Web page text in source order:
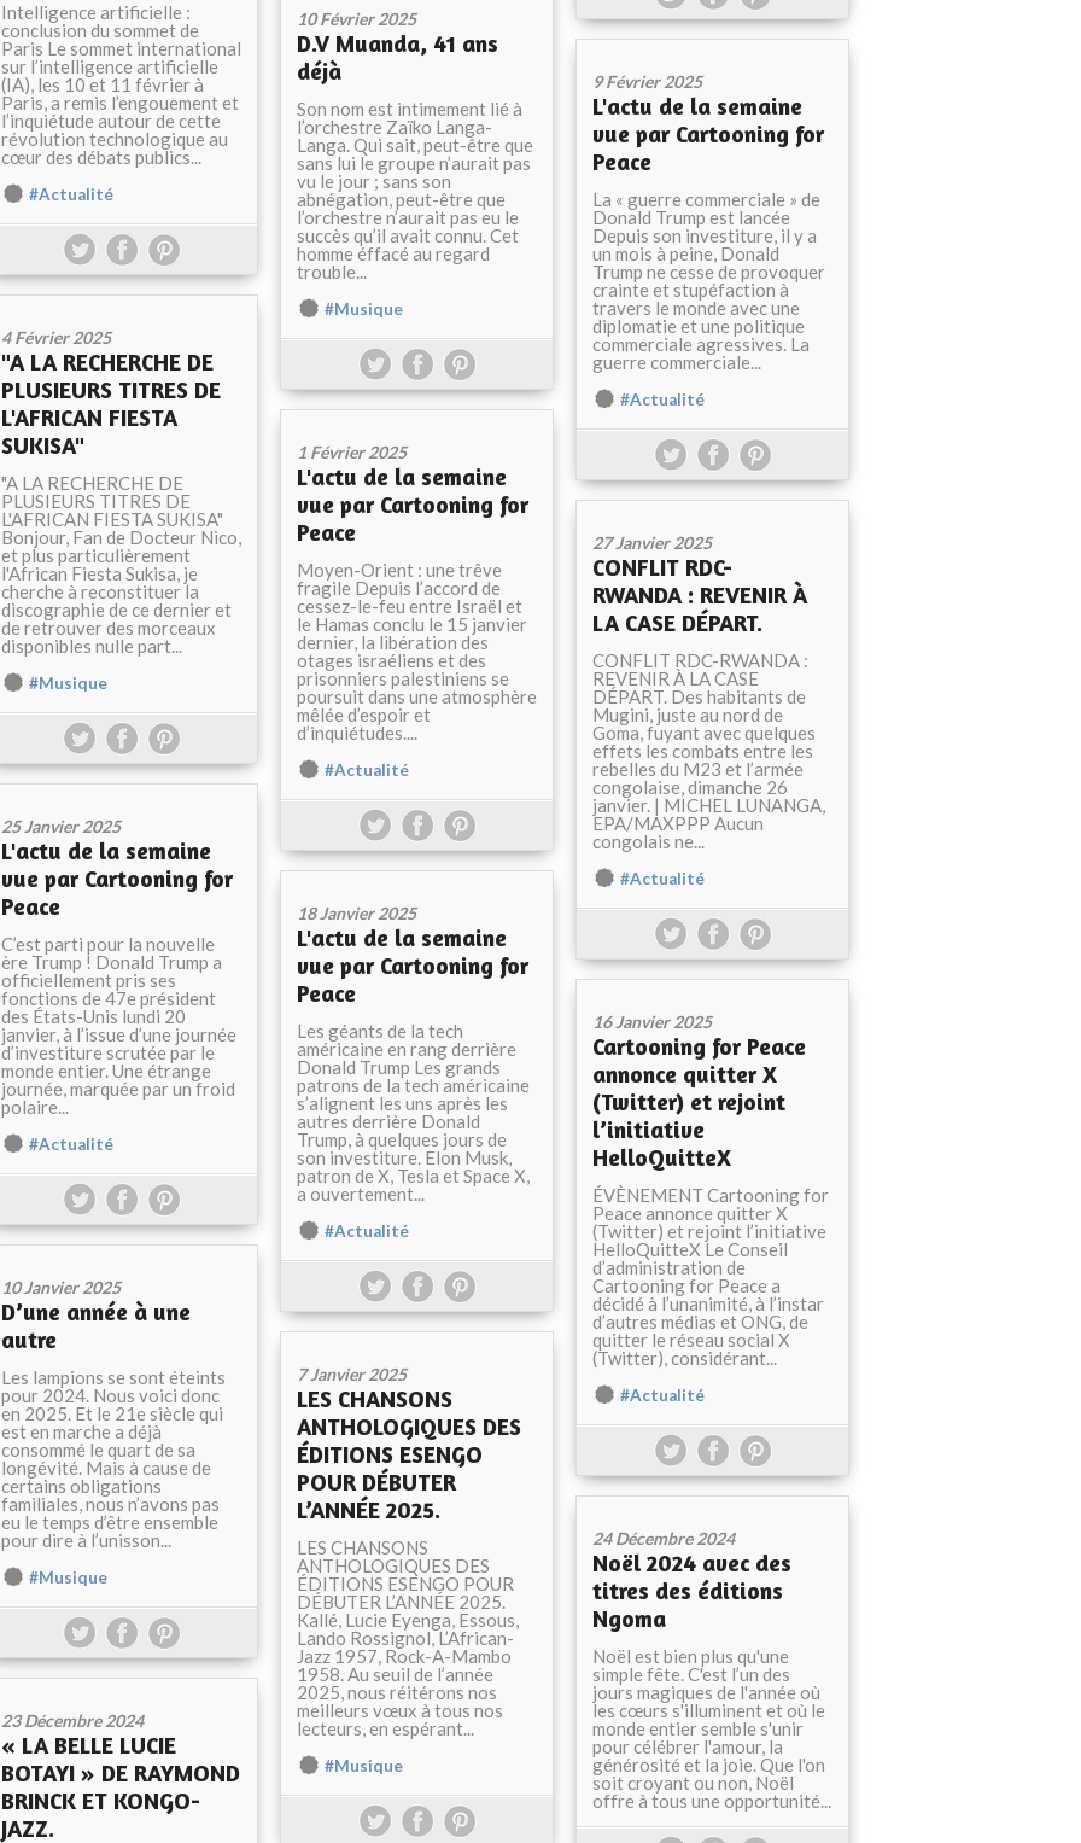
Intelligence artificielle :
conclusion du sommet de
Paris Le sommet international
sur l’intelligence artificielle
(IA), les 10 et 11 février à
Paris, a remis l’engouement et
l’inquiétude autour de cette
révolution technologique au
cœur des débats publics...
#Actualité
10 Février 2025
D.V Muanda, 41 ans
déjà
Son nom est intimement lié à
l’orchestre Zaïko Langa-
Langa. Qui sait, peut-être que
sans lui le groupe n’aurait pas
vu le jour ; sans son
abnégation, peut-être que
l’orchestre n’aurait pas eu le
succès qu’il avait connu. Cet
homme éffacé au regard
trouble...
#Musique
9 Février 2025
L'actu de la semaine
vue par Cartooning for
Peace
La « guerre commerciale » de
Donald Trump est lancée
Depuis son investiture, il y a
un mois à peine, Donald
Trump ne cesse de provoquer
crainte et stupéfaction à
travers le monde avec une
diplomatie et une politique
commerciale agressives. La
guerre commerciale...
#Actualité
4 Février 2025
"A LA RECHERCHE DE
PLUSIEURS TITRES DE
L'AFRICAN FIESTA
SUKISA"
"A LA RECHERCHE DE
PLUSIEURS TITRES DE
L'AFRICAN FIESTA SUKISA"
Bonjour, Fan de Docteur Nico,
et plus particulièrement
l'African Fiesta Sukisa, je
cherche à reconstituer la
discographie de ce dernier et
de retrouver des morceaux
disponibles nulle part...
#Musique
1 Février 2025
L'actu de la semaine
vue par Cartooning for
Peace
Moyen-Orient : une trêve
fragile Depuis l’accord de
cessez-le-feu entre Israël et
le Hamas conclu le 15 janvier
dernier, la libération des
otages israéliens et des
prisonniers palestiniens se
poursuit dans une atmosphère
mêlée d’espoir et
d’inquiétudes....
#Actualité
27 Janvier 2025
CONFLIT RDC-
RWANDA : REVENIR À
LA CASE DÉPART.
CONFLIT RDC-RWANDA :
REVENIR À LA CASE
DÉPART. Des habitants de
Mugini, juste au nord de
Goma, fuyant avec quelques
effets les combats entre les
rebelles du M23 et l’armée
congolaise, dimanche 26
janvier. | MICHEL LUNANGA,
EPA/MAXPPP Aucun
congolais ne...
#Actualité
25 Janvier 2025
L'actu de la semaine
vue par Cartooning for
Peace
C’est parti pour la nouvelle
ère Trump ! Donald Trump a
officiellement pris ses
fonctions de 47e président
des États-Unis lundi 20
janvier, à l’issue d’une journée
d’investiture scrutée par le
monde entier. Une étrange
journée, marquée par un froid
polaire...
#Actualité
18 Janvier 2025
L'actu de la semaine
vue par Cartooning for
Peace
Les géants de la tech
américaine en rang derrière
Donald Trump Les grands
patrons de la tech américaine
s’alignent les uns après les
autres derrière Donald
Trump, à quelques jours de
son investiture. Elon Musk,
patron de X, Tesla et Space X,
a ouvertement...
#Actualité
16 Janvier 2025
Cartooning for Peace
annonce quitter X
(Twitter) et rejoint
l’initiative
HelloQuitteX
ÉVÈNEMENT Cartooning for
Peace annonce quitter X
(Twitter) et rejoint l’initiative
HelloQuitteX Le Conseil
d’administration de
Cartooning for Peace a
décidé à l’unanimité, à l’instar
d’autres médias et ONG, de
quitter le réseau social X
(Twitter), considérant...
#Actualité
10 Janvier 2025
D’une année à une
autre
Les lampions se sont éteints
pour 2024. Nous voici donc
en 2025. Et le 21e siècle qui
est en marche a déjà
consommé le quart de sa
longévité. Mais à cause de
certains obligations
familiales, nous n’avons pas
eu le temps d’être ensemble
pour dire à l’unisson...
#Musique
7 Janvier 2025
LES CHANSONS
ANTHOLOGIQUES DES
ÉDITIONS ESENGO
POUR DÉBUTER
L’ANNÉE 2025.
LES CHANSONS
ANTHOLOGIQUES DES
ÉDITIONS ESENGO POUR
DÉBUTER L’ANNÉE 2025.
Kallé, Lucie Eyenga, Essous,
Lando Rossignol, L’African-
Jazz 1957, Rock-A-Mambo
1958. Au seuil de l’année
2025, nous réitérons nos
meilleurs vœux à tous nos
lecteurs, en espérant...
#Musique
24 Décembre 2024
Noël 2024 avec des
titres des éditions
Ngoma
Noël est bien plus qu'une
simple fête. C'est l’un des
jours magiques de l'année où
les cœurs s'illuminent et où le
monde entier semble s'unir
pour célébrer l'amour, la
générosité et la joie. Que l'on
soit croyant ou non, Noël
offre à tous une opportunité...
23 Décembre 2024
« LA BELLE LUCIE
BOTAYI » DE RAYMOND
BRINCK ET KONGO-
JAZZ.